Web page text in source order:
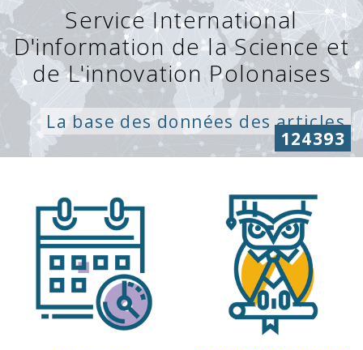
Service International
D'information de la Science et
de L'innovation Polonaises
La base des données des articles
124393